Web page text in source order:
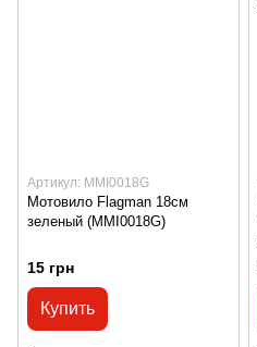
Артикул: MMI0018G
Мотовило Flagman 18см
зеленый (MMI0018G)
15 грн
Купить